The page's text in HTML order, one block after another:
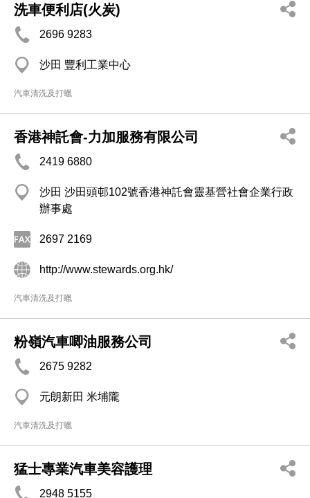
洗車便利店(火炭)
2696 9283
沙田 豐利工業中心
汽車清洗及打蠟
香港神託會-力加服務有限公司
2419 6880
沙田 沙田頭邨102號香港神託會靈基營社會企業行政
辦事處
2697 2169
http://www.stewards.org.hk/
汽車清洗及打蠟
粉嶺汽車唧油服務公司
2675 9282
元朗新田 米埔隴
汽車清洗及打蠟
猛士專業汽車美容護理
2948 5155